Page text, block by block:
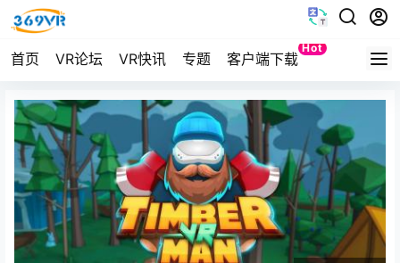
首页 VR论坛 VR快讯 专题 客户端下载
Hot
Quest